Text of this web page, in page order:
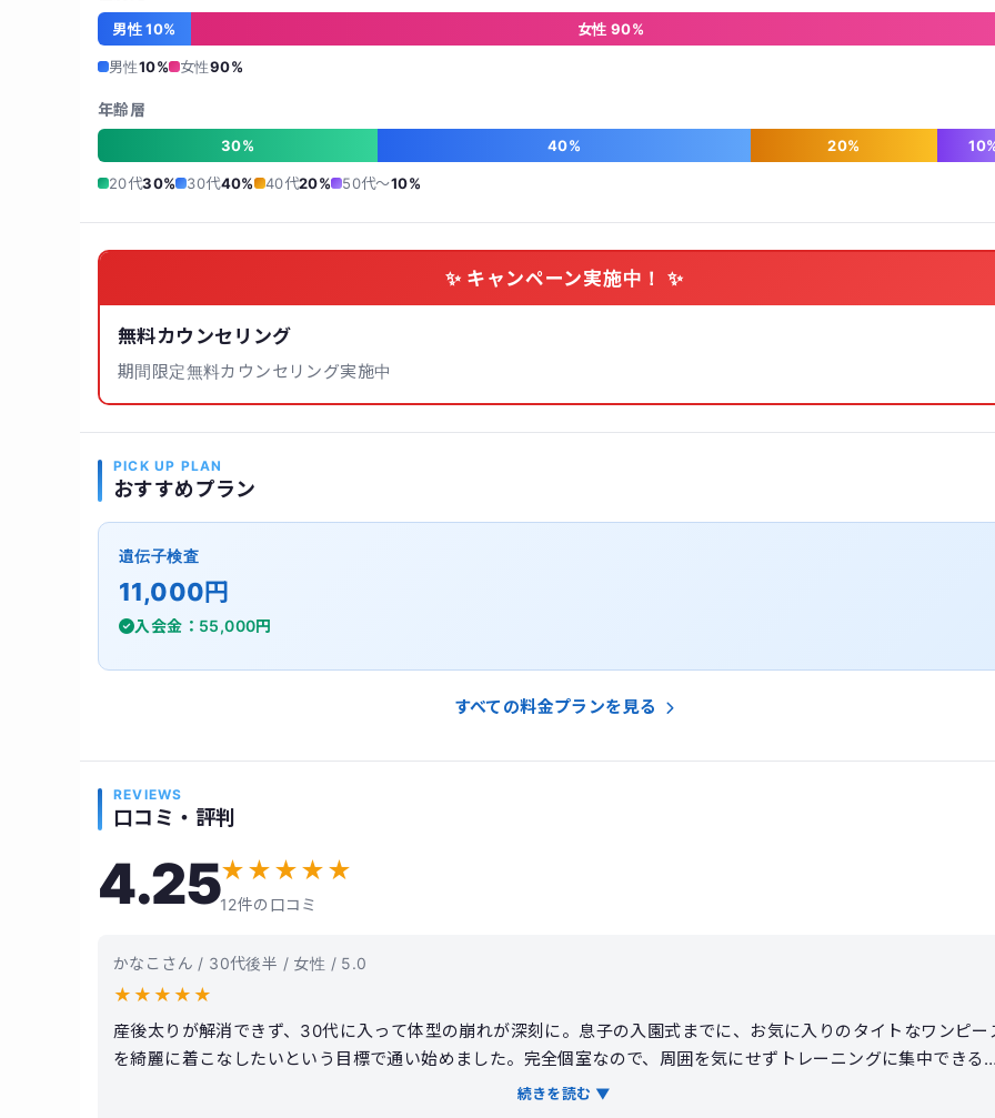
男性 10% 女性 90%
男性10% 女性90%
年齢層
30% 40% 20%
20代30% 30代40% 40代20% 50代〜10%
✨ キャンペーン実施中！ ✨
無料カウンセリング
期間限定無料カウンセリング実施中
PICK UP PLAN
おすすめプラン
遺伝子検査
11,000円
入会金：55,000円
すべての料金プランを見る
REVIEWS
口コミ・評判
4.25★★★★★
12件の口コミ
かなこさん / 30代後半 / 女性 / 5.0
★ ★ ★ ★ ★
産後太りが解消できず、30代に入って体型の崩れが深刻に。息子の入園式までに、お気に入りのタイトなワンピー
を綺麗に着こなしたいという目標で通い始めました。完全個室なので、周囲を気にせずトレーニングに集中できる
が魅力です。トレーナーさんは知識が豊富で、その日の体調に合わせたメニューを組んでくれます。フォームの指
続きを読む ▼